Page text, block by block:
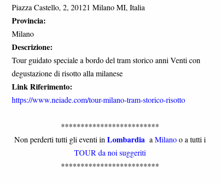
Piazza Castello, 2, 20121 Milano MI, Italia
Provincia:
Milano
Descrizione:
Tour guidato speciale a bordo del tram storico anni Venti con
degustazione di risotto alla milanese
Link Riferimento:
https://www.neiade.com/tour-milano-tram-storico-risotto
*************************
Non perderti tutti gli eventi in Lombardia a Milanoo a tutti i
TOUR da noi suggeriti
*************************